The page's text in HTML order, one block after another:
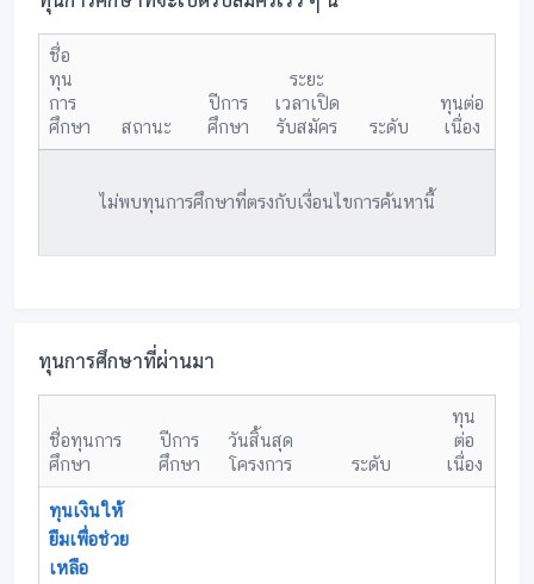
ชื่อ
ทุน
การ
ศึกษา
สถานะ
ปีการ
ศึกษา
ระยะ
เวลาเปิด
รับสมัคร
ระดับ
ทุนต่อ
เนื่อง
ไม่พบทุนการศึกษาที่ตรงกับเงื่อนไขการค้นหานี้
ทุนการศึกษาที่ผ่านมา
ชื่อทุนการ
ศึกษา
ปีการ
ศึกษา
วันสิ้นสุด
โครงการ
ระดับ
ทุน
ต่อ
เนื่อง
ทุนเงินให้
ยืมเพื่อช่วย
เหลือ